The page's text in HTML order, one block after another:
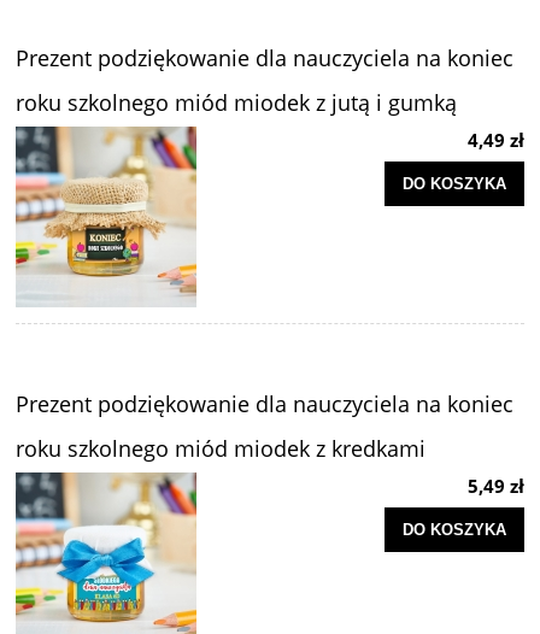
Prezent podziękowanie dla nauczyciela na koniec
roku szkolnego miód miodek z jutą i gumką
4,49 zł
DO KOSZYKA
Prezent podziękowanie dla nauczyciela na koniec
roku szkolnego miód miodek z kredkami
5,49 zł
DO KOSZYKA